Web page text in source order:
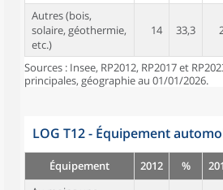
Autres (bois,
solaire, géothermie,
etc.)
14 33,3
Sources : Insee, RP2012, RP2017 et
principales, géographie au 01/01/2026.
LOG T12 - Équipement
Équipement 2012 %